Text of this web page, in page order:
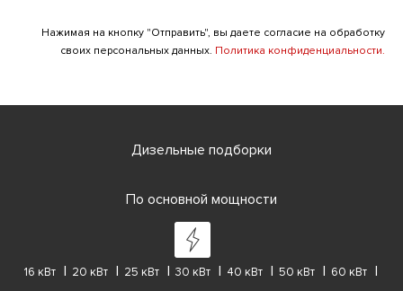
Нажимая на кнопку "Отправить", вы даете согласие на обработку
своих персональных данных. Политика конфиденциальности.
Дизельные подборки
По основной мощности
16 кВт 20 кВт 25 кВт 30 кВт 40 кВт 50 кВт
60 кВт